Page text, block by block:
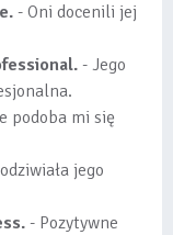
- Oni docenili jej
- Jego
podoba mi się
jego
- Pozytywne